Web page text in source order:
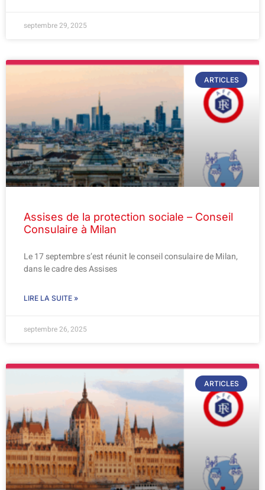
septembre 29, 2025
ARTICLES
Assises de la protection sociale – Conseil
Consulaire à Milan
Le 17 septembre s’est réunit le conseil consulaire de Milan,
dans le cadre des Assises
LIRE LA SUITE »
septembre 26, 2025
ARTICLES